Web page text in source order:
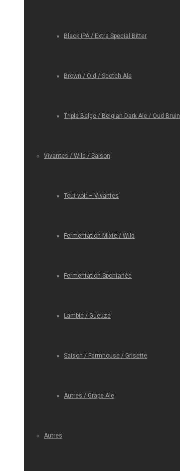
Black IPA / Extra Special Bitter
Brown / Old / Scotch Ale
Triple Belge / Belgian Dark Ale / Oud Bruin
Vivantes / Wild / Saison
Tout voir – Vivantes
Fermentation Mixte / Wild
Fermentation Spontanée
Lambic / Gueuze
Saison / Farmhouse / Grisette
Autres / Grape Ale
Autres